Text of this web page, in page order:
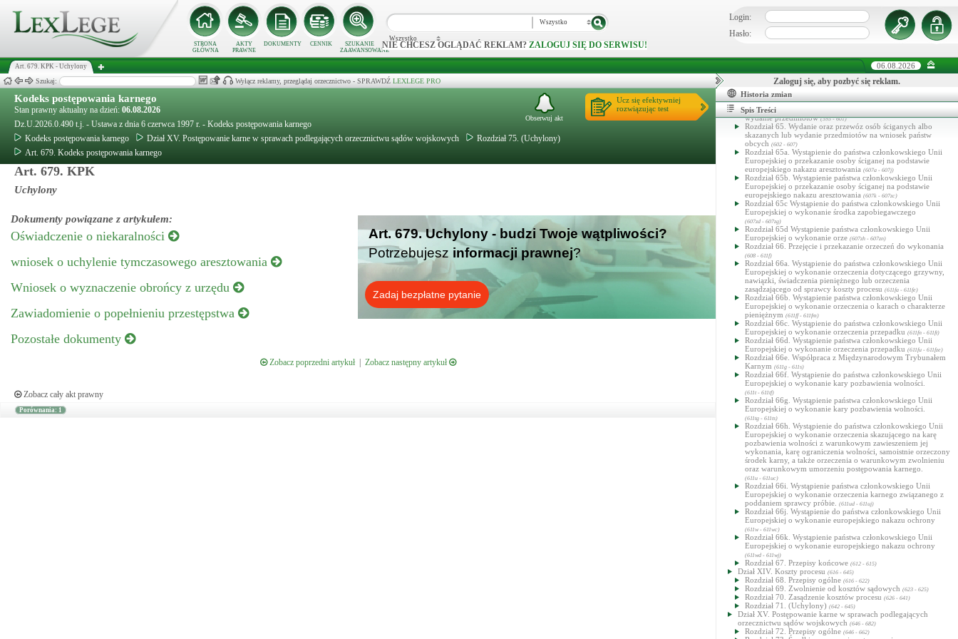
STRONA
GŁÓWNA
AKTY
PRAWNE
DOKUMENTY CENNIK
SZUKANIE
ZAAWANSOWANE
Wszystko
Wszystko
NIE CHCESZ OGLĄDAĆ REKLAM? ZALOGUJ SIĘ DO SERWISU!
Login:
Hasło:
Art. 679. KPK - Uchylony 06.08.2026
Szukaj: Wyłącz reklamy, przeglądaj orzecznictwo - SPRAWDŹ LEXLEGE PRO
Kodeks postępowania karnego
Stan prawny aktualny na dzień: 06.08.2026
Dz.U.2026.0.490 t.j. - Ustawa z dnia 6 czerwca 1997 r. - Kodeks postępowania karnego
Kodeks postępowania karnego
Dział XV. Postępowanie karne w sprawach podlegających orzecznictwu sądów wojskowych
Rozdział 75. (Uchylony)
Art. 679. Kodeks postępowania karnego
Ucz się efektywniej
rozwiązując test
Obserwuj akt
Art. 679. KPK
Uchylony
Dokumenty powiązane z artykułem:
Oświadczenie o niekaralności
wniosek o uchylenie tymczasowego aresztowania
Wniosek o wyznaczenie obrońcy z urzędu
Zawiadomienie o popełnieniu przestępstwa
Pozostałe dokumenty
Art. 679. Uchylony - budzi Twoje wątpliwości?
Potrzebujesz informacji prawnej?
Zadaj bezpłatne pytanie
Zobacz poprzedni artykuł| Zobacz następny artykuł
Zobacz cały akt prawny
Porównania: 1
Zaloguj się, aby pozbyć się reklam.
Historia zmian
Spis Treści
(589l - 589v)
Rozdział 62c. Wystąpienie do państwa członkowskiego Unii
Europejskiej o przeprowadzenie czynności dochodzeniowych
na podstawie europejskiego nakazu dochodzeniowego
Rozdział 62d. Wystąpienie państwa członkowskiego Unii
Europejskiej o przeprowadzenie czynności dochodzeniowych
na podstawie europejskiego nakazu dochodzeniowego
(589ze - 589zt)
Rozdział 63. Przejęcie i przekazanie ścigania karnego
Rozdział 64. Wystąpienie o wydanie lub przewóz osób
ściganych lub skazanych przebywających za granicą oraz o
wydanie przedmiotów(593 - 601)
Rozdział 65. Wydanie oraz przewóz osób ściganych albo
skazanych lub wydanie przedmiotów na wniosek państw
obcych (602 - 607)
Rozdział 65a. Wystąpienie do państwa członkowskiego Unii
Europejskiej o przekazanie osoby ściganej na podstawie
europejskiego nakazu aresztowania (607a - 607j)
Rozdział 65b. Wystąpienie państwa członkowskiego Unii
Europejskiej o przekazanie osoby ściganej na podstawie
europejskiego nakazu aresztowania (607k - 607zc)
Rozdział 65c Wystąpienie do państwa członkowskiego Unii
Europejskiej o wykonanie środka zapobiegawczego
(607zd - 607zg)
Rozdział 65d Wystąpienie państwa członkowskiego Unii
Europejskiej o wykonanie orze (607zh - 607zn)
Rozdział 66. Przejęcie i przekazanie orzeczeń do wykonania
(608 - 611f)
Rozdział 66a. Wystąpienie do państwa członkowskiego Unii
Europejskiej o wykonanie orzeczenia dotyczącego grzywny,
nawiązki, świadczenia pieniężnego lub orzeczenia
zasądzającego od sprawcy koszty procesu (611fa - 611fe)
Rozdział 66b. Wystąpienie państwa członkowskiego Unii
Europejskiej o wykonanie orzeczenia o karach o charakterze
pieniężnym (611ff - 611fm)
Rozdział 66c. Wystąpienie do państwa członkowskiego Unii
Europejskiej o wykonanie orzeczenia przepadku (611fn - 611ft)
Rozdział 66d. Wystąpienie państwa członkowskiego Unii
Europejskiej o wykonanie orzeczenia przepadku (611fu - 611fze)
Rozdział 66e. Współpraca z Międzynarodowym Trybunałem
Karnym (611g - 611s)
Rozdział 66f. Wystąpienie do państwa członkowskiego Unii
Europejskiej o wykonanie kary pozbawienia wolności.
(611t - 611tf)
Rozdział 66g. Wystąpienie państwa członkowskiego Unii
Europejskiej o wykonanie kary pozbawienia wolności.
(611tg - 611ts)
Rozdział 66h. Wystąpienie do państwa członkowskiego Unii
Europejskiej o wykonanie orzeczenia skazującego na karę
pozbawienia wolności z warunkowym zawieszeniem jej
wykonania, karę ograniczenia wolności, samoistnie orzeczony
środek karny, a także orzeczenia o warunkowym zwolnieniu
oraz warunkowym umorzeniu postępowania karnego.
(611u - 611uc)
Rozdział 66i. Wystąpienie państwa członkowskiego Unii
Europejskiej o wykonanie orzeczenia karnego związanego z
poddaniem sprawcy próbie.
(611ud - 611uj)
Rozdział 66j. Wystąpienie do państwa członkowskiego Unii
Europejskiej o wykonanie europejskiego nakazu ochrony
(611w - 611wc)
Rozdział 66k. Wystąpienie państwa członkowskiego Unii
Europejskiej o wykonanie europejskiego nakazu ochrony
(611wd - 611wj)
Rozdział 67. Przepisy końcowe (612 - 615)
Dział XIV. Koszty procesu (616 - 645)
Rozdział 68. Przepisy ogólne (616 - 622)
Rozdział 69. Zwolnienie od kosztów sądowych (623 - 625)
Rozdział 70. Zasądzenie kosztów procesu (626 - 641)
Rozdział 71. (Uchylony) (642 - 645)
Dział XV. Postępowanie karne w sprawach podlegających
orzecznictwu sądów wojskowych (646 - 682)
Rozdział 72. Przepisy ogólne (646 - 662)